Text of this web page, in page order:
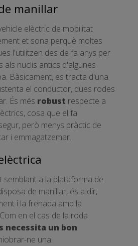
manillar
elèctric de mobilitat
et sona perquè moltes
l'utilitzen des de fa anys per
als nuclis antics d'algunes
Bàsicament, es tracta d'una
el conductor, dues rodes
És més robust respecte a
cosa que el fa
però menys pràctic de
i emmagatzemar.
semblant a la plataforma de
de manillar, és a dir,
i la frenada amb la
en el cas de la roda
necessita un bon
ne una.